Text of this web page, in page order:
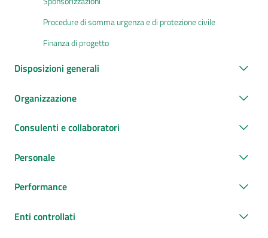
Procedure di somma urgenza e di protezione civile
Finanza di progetto
Disposizioni generali
Organizzazione
Consulenti e collaboratori
Personale
Performance
Enti controllati